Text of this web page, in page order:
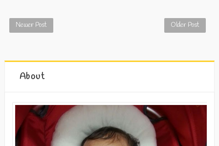
Newer Post Older Post
About